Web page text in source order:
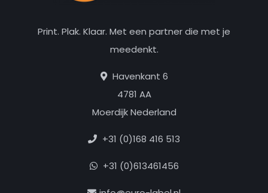
Print. Plak. Klaar. Met een partner die met je
meedenkt.
Havenkant 6
4781 AA
Moerdijk Nederland
+31 (0)168 416 513
+31 (0)613461456